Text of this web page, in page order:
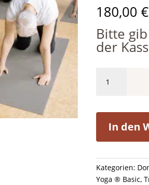
180,00 €
Bitte
der
Yoga®
18:00
-19:30
Wuppertal
-10
In den
Kategorien:
Yoga ® Basic,